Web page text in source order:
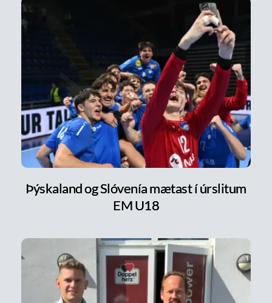
Þýskaland og Slóvenía mætast í úrslitum
EM U18